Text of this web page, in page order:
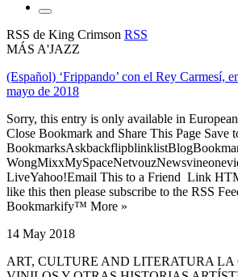
RSS de King Crimson RSS
MÁS A'JAZZ
(Español) ‘Frippando’ con el Rey Carmesí,
mayo de 2018
Sorry, this entry is only available in
Close Bookmark and Share This Page Save
LiveYahoo!Email This to a Friend Link
like this then please subscribe to the RSS
Bookmarkify™ More »
14 May 2018
ART, CULTURE AND LITERATURA LA